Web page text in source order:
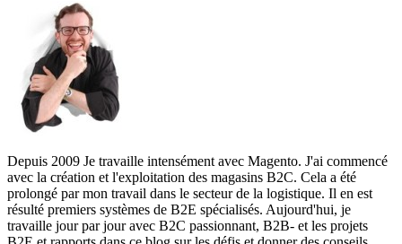
Depuis 2009 Je travaille intensément avec Magento. J'ai commencé
avec la création et l'exploitation des magasins B2C. Cela a été
prolongé par mon travail dans le secteur de la logistique. Il en est
résulté premiers systèmes de B2E spécialisés. Aujourd'hui, je
travaille jour par jour avec B2C passionnant, B2B- et les projets